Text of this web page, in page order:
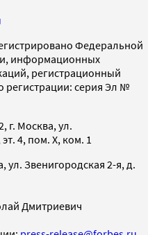
Федеральной
информационных
регистрационный
регистрации: серия Эл №
г. Москва, ул.
4, пом. X, ком. 1
ул. Звенигородская 2-я, д.
Дмитриевич